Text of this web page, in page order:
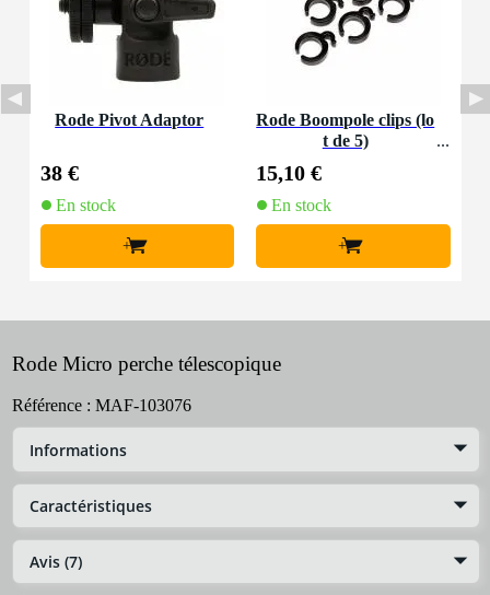
Rode Pivot Adaptor
38 €
En stock
+
Rode Boompole clips (lo
t de 5)
15,10 €
En stock
+
Rode Micro perche télescopique
Référence : MAF-103076
Informations
Caractéristiques
Avis (7)